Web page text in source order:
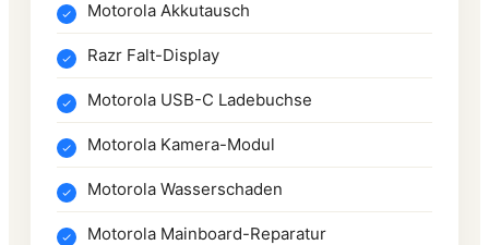
Motorola Akkutausch
Razr Falt-Display
Motorola USB-C Ladebuchse
Motorola Kamera-Modul
Motorola Wasserschaden
Motorola Mainboard-Reparatur